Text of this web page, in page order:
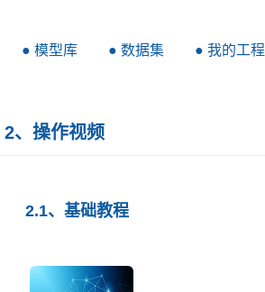
● 模型库 ● 数据集 ● 我的工程
2、操作视频
2.1、基础教程